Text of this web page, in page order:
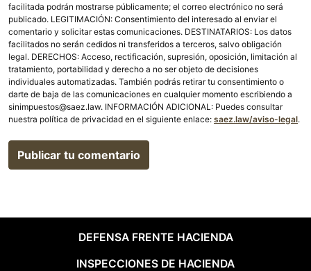
facilitada podrán mostrarse públicamente; el correo electrónico no será
publicado. LEGITIMACIÓN: Consentimiento del interesado al enviar el
comentario y solicitar estas comunicaciones. DESTINATARIOS: Los datos
facilitados no serán cedidos ni transferidos a terceros, salvo obligación
legal. DERECHOS: Acceso, rectificación, supresión, oposición, limitación al
tratamiento, portabilidad y derecho a no ser objeto de decisiones
individuales automatizadas. También podrás retirar tu consentimiento o
darte de baja de las comunicaciones en cualquier momento escribiendo a
sinimpuestos@saez.law. INFORMACIÓN ADICIONAL: Puedes consultar
nuestra política de privacidad en el siguiente enlace: saez.law/aviso-legal.
DEFENSA FRENTE HACIENDA
INSPECCIONES DE HACIENDA